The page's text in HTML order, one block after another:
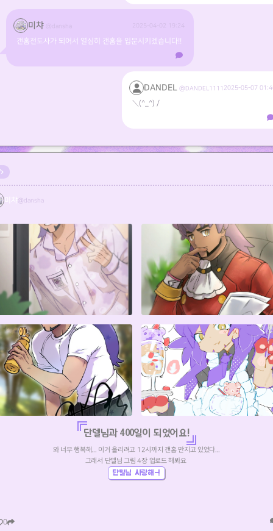
미챠
갠홈전도사가 되어서 열심히 갠홈을 입문시키겠습니다!!
DANDEL @DANDEL1111 2025-05-07
＼(^_^)／
미챠 @dansha
단델님과 400일이 되었어요!
와 너무 행복해... 이거 올리려고 12시까지 갠홈 만지고 있었다...
그래서 단델님 그림 4장 업로드 해봐요
단델님 사랑해-!
0